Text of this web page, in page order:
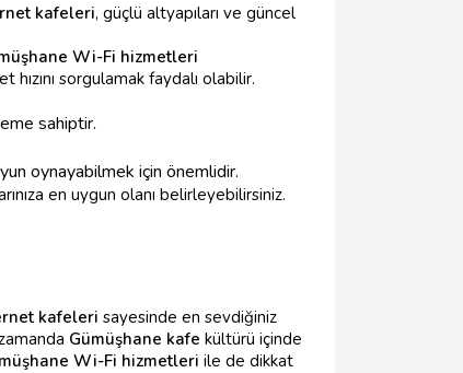
kafeleri, güçlü altyapıları ve güncel
Wi-Fi hizmetleri
sorgulamak faydalı olabilir.
sahiptir.
oynayabilmek için önemlidir.
en uygun olanı belirleyebilirsiniz.
kafeleri sayesinde en sevdiğiniz
Gümüşhane kafe kültürü içinde
Wi-Fi hizmetleri ile de dikkat